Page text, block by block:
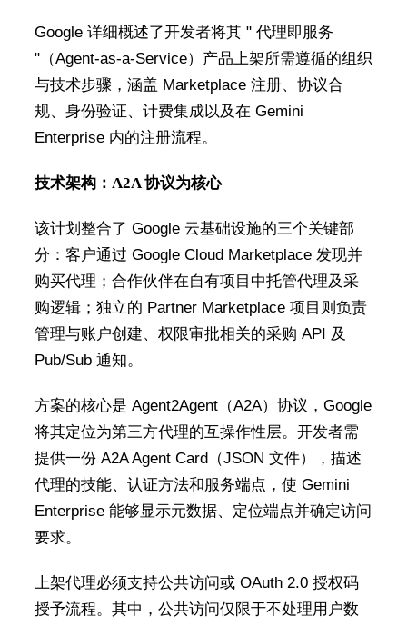
Google 详细概述了开发者将其 " 代理即服务
"（Agent-as-a-Service）产品上架所需遵循的组织
与技术步骤，涵盖 Marketplace 注册、协议合
规、身份验证、计费集成以及在 Gemini
Enterprise 内的注册流程。
技术架构：A2A 协议为核心
该计划整合了 Google 云基础设施的三个关键部
分：客户通过 Google Cloud Marketplace 发现并
购买代理；合作伙伴在自有项目中托管代理及采
购逻辑；独立的 Partner Marketplace 项目则负责
管理与账户创建、权限审批相关的采购 API 及
Pub/Sub 通知。
方案的核心是 Agent2Agent（A2A）协议，Google
将其定位为第三方代理的互操作性层。开发者需
提供一份 A2A Agent Card（JSON 文件），描述
代理的技能、认证方法和服务端点，使 Gemini
Enterprise 能够显示元数据、定位端点并确定访问
要求。
上架代理必须支持公共访问或 OAuth 2.0 授权码
授予流程。其中，公共访问仅限于不处理用户数